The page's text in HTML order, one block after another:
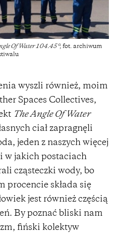
Of Water 104.45°; fot. archiwum
wyszli również, moim
Spaces Collectives,
The Angle Of Water
ciał zapragnęli
jeden z naszych więcej
w jakich postaciach
cząsteczki wody, bo
procencie składa się
jest również częścią
By poznać bliski nam
fiński kolektyw